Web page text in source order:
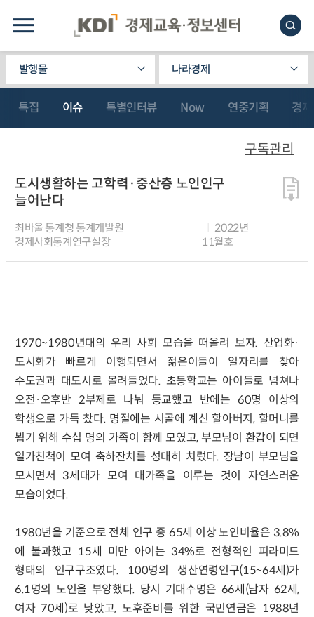
발행물 나라경제
특집 이슈 특별인터뷰 Now 연중기획 경
도시생활하는 고학력·중산층 노인인구
늘어난다
최바울 통계청 통계개발원
경제사회통계연구실장
2022년
11월호
1970~1980년대의 우리 사회 모습을 떠올려 보자. 산업화·
도시화가 빠르게 이행되면서 젊은이들이 일자리를 찾아
수도권과 대도시로 몰려들었다. 초등학교는 아이들로 넘쳐나
오전·오후반 2부제로 나눠 등교했고 반에는 60명 이상의
학생으로 가득 찼다. 명절에는 시골에 계신 할아버지, 할머니를
뵙기 위해 수십 명의 가족이 함께 모였고, 부모님이 환갑이 되면
일가친척이 모여 축하잔치를 성대히 치렀다. 장남이 부모님을
모시면서 3세대가 모여 대가족을 이루는 것이 자연스러운
모습이었다.
1980년을 기준으로 전체 인구 중 65세 이상 노인비율은 3.8%
에 불과했고 15세 미만 아이는 34%로 전형적인 피라미드
형태의 인구구조였다. 100명의 생산연령인구(15~64세)가
6.1명의 노인을 부양했다. 당시 기대수명은 66세(남자 62세,
여자 70세)로 낮았고, 노후준비를 위한 국민연금은 1988년
구독관리